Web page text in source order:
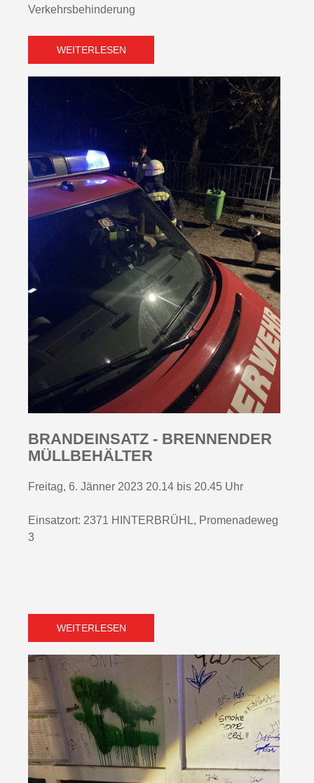
Verkehrsbehinderung
WEITERLESEN
BRANDEINSATZ - BRENNENDER
MÜLLBEHÄLTER
Freitag, 6. Jänner 2023 20.14 bis 20.45 Uhr
Einsatzort: 2371 HINTERBRÜHL, Promenadeweg
3
WEITERLESEN